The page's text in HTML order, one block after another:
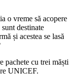
o vreme să acopere
destinate
și acestea se lasă
pachete cu trei măști
UNICEF.